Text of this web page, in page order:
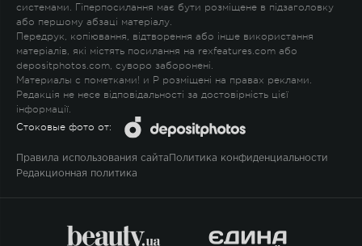
системами. Гіперпосилання має бути розміщене в підзаголовку
або першому абзаці матеріалу.
Передрук, копіювання, відтворення або інше використання
матеріалів, які містять посилання на rexfeatures.com або
depositphotos.com, суворо заборонені.
Материалы с пометками! и P розміщені на правах реклами.
Редакція не несе відповідальності за достовірність цієї
інформації.
Стоковые фото от:
Правила использования сайта Политика конфиденциальности
Редакционная политика